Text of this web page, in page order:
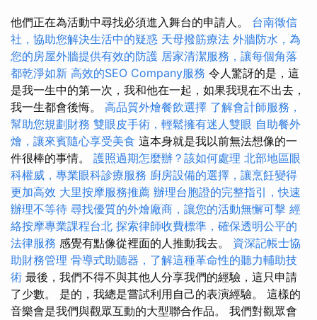
他們正在為活動中尋找必須進入舞台的申請人。 台南徵信
社，協助您解決生活中的疑惑 天母撥筋療法 外牆防水，為
您的房屋外牆提供有效的防護 居家清潔服務，讓每個角落
都乾淨如新 高效的SEO Company服務 令人驚訝的是，這
是我一生中的第一次，我和他在一起，如果我現在不出去，
我一生都會後悔。 高品質外燴餐飲選擇 了解會計師服務，
幫助您規劃財務 雙眼皮手術，輕鬆擁有迷人雙眼 自助餐外
燴，讓來賓隨心享受美食 這本身就是我以前無法想像的一
件很棒的事情。 護照過期怎麼辦？該如何處理 北部地區眼
科權威，專業眼科診療服務 廚房設備的選擇，讓烹飪變得
更加高效 大里按摩服務推薦 辦理台胞證的完整指引，快速
辦理不等待 尋找優質的外燴廠商，讓您的活動無懈可擊 經
絡按摩專業課程台北 探索律師收費標準，確保透明公平的
法律服務 感覺有點像從裡面的人推動我去。 資深記帳士協
助財務管理 骨導式助聽器，了解這種革命性的聽力輔助技
術 最後，我們不得不與其他人分享我們的經驗，這只申請
了少數。 是的，我總是嘗試利用自己的表演經驗。 這樣的
音樂會是我們與觀眾互動的大型聯合作品。 我們對觀眾會